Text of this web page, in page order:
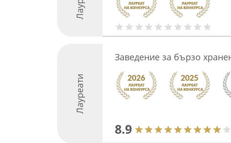
Лауреати
Заведение за бързо
8.9